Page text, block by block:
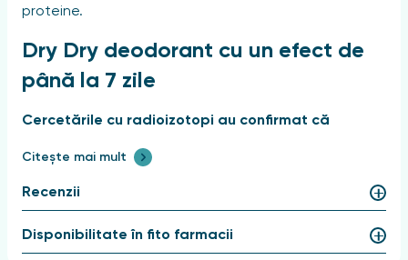
proteine.
Dry Dry deodorant cu un efect de
până la 7 zile
Cercetările cu radioizotopi au confirmat că
glandelor sudoripare, iar efectul de „blocare”
ale pielii
Durata efectului este de până la șapte zile
normală și crescută (hiperhidroză) Poate fi utilizat ca
Citește mai mult
Recenzii
Disponibilitate în fito farmacii